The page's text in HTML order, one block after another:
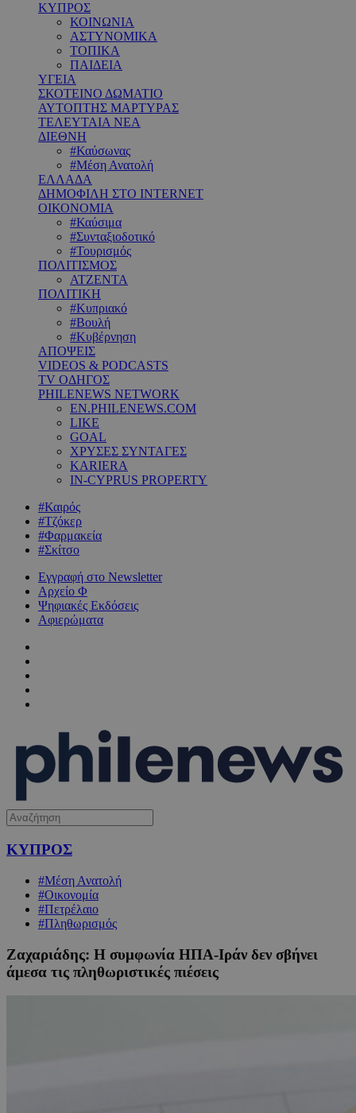
ΚΥΠΡΟΣ
ΚΟΙΝΩΝΙΑ
ΑΣΤΥΝΟΜΙΚΑ
ΤΟΠΙΚΑ
ΠΑΙΔΕΙΑ
ΥΓΕΙΑ
ΣΚΟΤΕΙΝΟ ΔΩΜΑΤΙΟ
ΑΥΤΟΠΤΗΣ ΜΑΡΤΥΡΑΣ
ΤΕΛΕΥΤΑΙΑ ΝΕΑ
ΔΙΕΘΝΗ
#Καύσωνας
#Μέση Ανατολή
ΕΛΛΑΔΑ
ΔΗΜΟΦΙΛΗ ΣΤΟ INTERNET
ΟΙΚΟΝΟΜΙΑ
#Καύσιμα
#Συνταξιοδοτικό
#Τουρισμός
ΠΟΛΙΤΙΣΜΟΣ
ΑΤΖΕΝΤΑ
ΠΟΛΙΤΙΚΗ
#Κυπριακό
#Βουλή
#Κυβέρνηση
ΑΠΟΨΕΙΣ
VIDEOS & PODCASTS
TV ΟΔΗΓΟΣ
PHILENEWS NETWORK
EN.PHILENEWS.COM
LIKE
GOAL
ΧΡΥΣΕΣ ΣΥΝΤΑΓΕΣ
KARIERA
IN-CYPRUS PROPERTY
#Καιρός
#Τζόκερ
#Φαρμακεία
#Σκίτσο
Εγγραφή στο Newsletter
Αρχείο Φ
Ψηφιακές Εκδόσεις
Αφιερώματα
ΚΥΠΡΟΣ
#Μέση Ανατολή
#Οικονομία
#Πετρέλαιο
#Πληθωρισμός
Ζαχαριάδης: Η συμφωνία ΗΠΑ-Ιράν δεν σβήνει
άμεσα τις πληθωριστικές πιέσεις